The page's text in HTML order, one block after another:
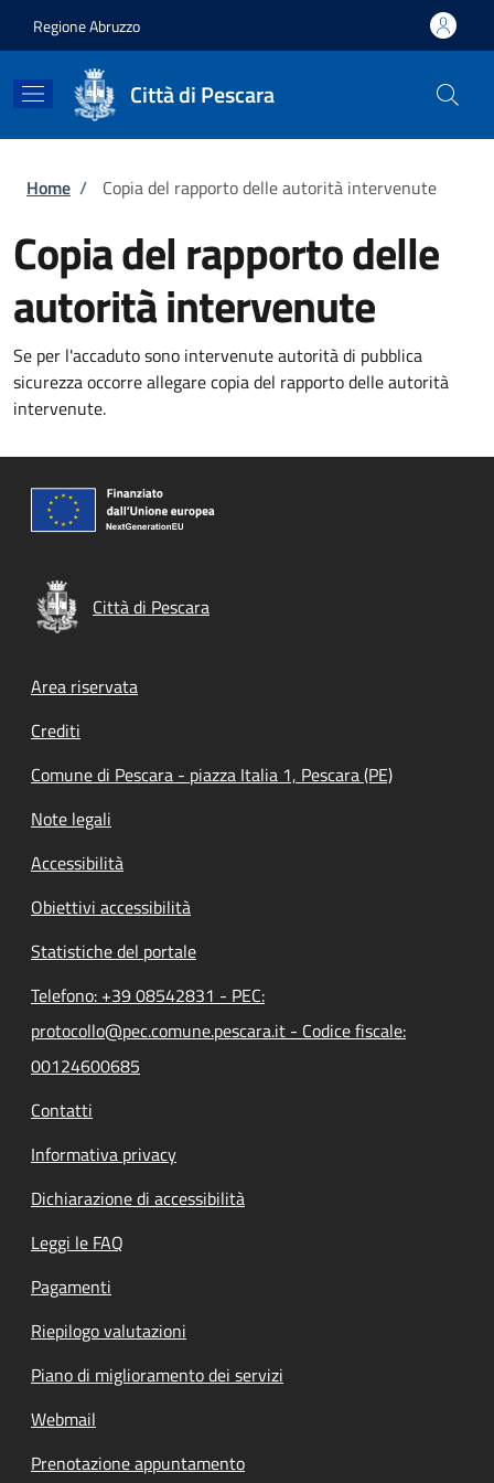
Regione Abruzzo
Città di Pescara
Briciole di pane
Home / Copia del rapporto delle autorità intervenute
Copia del rapporto delle
autorità intervenute
Se per l'accaduto sono intervenute autorità di pubblica
sicurezza occorre allegare copia del rapporto delle autorità
intervenute.
Città di Pescara
Footer menu
Area riservata
Crediti
Comune di Pescara - piazza Italia 1, Pescara (PE)
Note legali
Accessibilità
Obiettivi accessibilità
Statistiche del portale
Telefono: +39 08542831 - PEC:
protocollo@pec.comune.pescara.it - Codice fiscale:
00124600685
Contatti
Informativa privacy
Dichiarazione di accessibilità
Leggi le FAQ
Pagamenti
Riepilogo valutazioni
Piano di miglioramento dei servizi
Webmail
Prenotazione appuntamento